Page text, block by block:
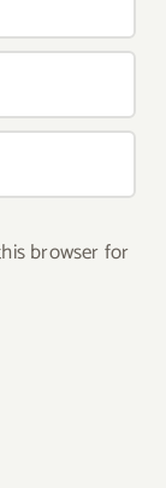
browser for